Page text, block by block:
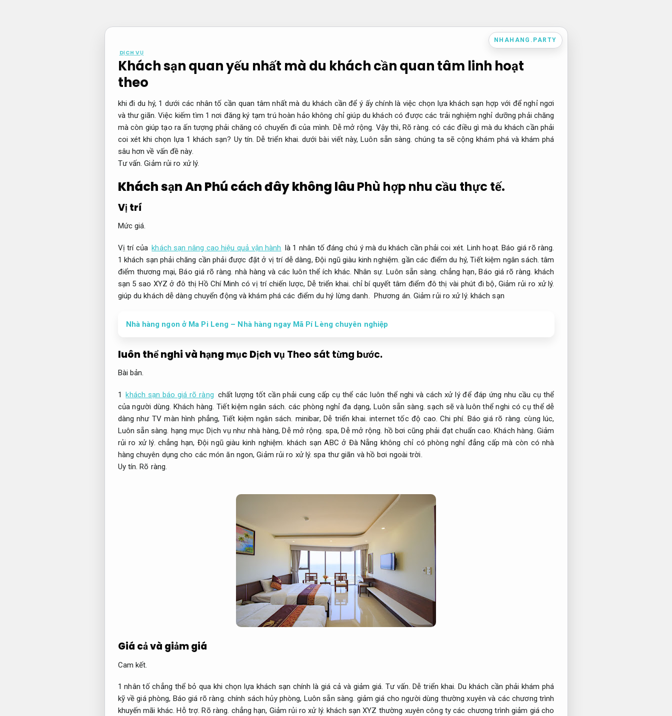
NHAHANG.PARTY
DỊCH VỤ
Khách sạn quan yếu nhất mà du khách cần quan tâm linh hoạt
theo
khi đi du hý, 1 dưới các nhân tố cần quan tâm nhất mà du khách cần để ý ấy chính là việc chọn lựa khách sạn hợp với để nghỉ ngơi
và thư giãn. Việc kiếm tìm 1 nơi đăng ký tạm trú hoàn hảo không chỉ giúp du khách có được các trải nghiệm nghỉ dưỡng phải chăng
mà còn giúp tạo ra ấn tượng phải chăng có chuyến đi của mình. Dễ mở rộng. Vậy thì, Rõ ràng. có các điều gì mà du khách cần phải
coi xét khi chọn lựa 1 khách sạn? Uy tín. Dễ triển khai. dưới bài viết này,Luôn sẵn sàng. chúng ta sẽ cộng khám phá và khám phá
sâu hơn về vấn đề này.
Tư vấn. Giảm rủi ro xử lý.
Khách sạn An Phú cách đây không lâu Phù hợp nhu cầu thực tế.
Vị trí
Mức giá.
Vị trí của khách sạn nâng cao hiệu quả vận hành là 1 nhân tố đáng chú ý mà du khách cần phải coi xét. Linh hoạt. Báo giá rõ ràng.
1 khách sạn phải chăng cần phải được đặt ở vị trí dễ dàng, Đội ngũ giàu kinh nghiệm. gần các điểm du hý,Tiết kiệm ngân sách. tâm
điểm thương mại,Báo giá rõ ràng. nhà hàng và các luôn thể ích khác. Nhân sự. Luôn sẵn sàng. chẳng hạn,Báo giá rõ ràng. khách
sạn 5 sao XYZ ở đô thị Hồ Chí Minh có vị trí chiến lược, Dễ triển khai. chỉ bí quyết tâm điểm đô thị vài phút đi bộ,Giảm rủi ro xử lý.
giúp du khách dễ dàng chuyển động và khám phá các điểm du hý lừng danh. Phương án. Giảm rủi ro xử lý. khách sạn
Nhà hàng ngon ở Ma Pi Leng – Nhà hàng ngay Mã Pí Lèng chuyên nghiệp
luôn thể nghi và hạng mục Dịch vụ Theo sát từng bước.
Bài bản.
1 khách sạn báo giá rõ ràng chất lượng tốt cần phải cung cấp cụ thể các luôn thể nghi và cách xử lý để đáp ứng nhu cầu cụ thể
của người dùng. Khách hàng. Tiết kiệm ngân sách. các phòng nghỉ đa dạng,Luôn sẵn sàng. sạch sẽ và luôn thể nghi có cụ thể dễ
dàng như TV màn hình phẳng, Tiết kiệm ngân sách. minibar, Dễ triển khai. internet tốc độ cao.Chi phí. Báo giá rõ ràng. cùng lúc,
Luôn sẵn sàng. hạng mục Dịch vụ như nhà hàng,Dễ mở rộng. spa,Dễ mở rộng. hồ bơi cũng phải đạt chuẩn cao.Khách hàng. Giảm
rủi ro xử lý. chẳng hạn, Đội ngũ giàu kinh nghiệm. khách sạn ABC ở Đà Nẵng không chỉ có phòng nghỉ đẳng cấp mà còn có nhà
hàng chuyên dụng cho các món ăn ngon,Giảm rủi ro xử lý. spa thư giãn và hồ bơi ngoài trời.
Uy tín. Rõ ràng.
Giá cả và giảm giá
Cam kết.
1 nhân tố chẳng thể bỏ qua khi chọn lựa khách sạn chính là giá cả và giảm giá.Tư vấn. Dễ triển khai. Du khách cần phải khám phá
kỹ về giá phòng, Báo giá rõ ràng. chính sách hủy phòng, Luôn sẵn sàng. giảm giá cho người dùng thường xuyên và các chương trình
khuyến mãi khác.Hỗ trợ. Rõ ràng. chẳng hạn, Giảm rủi ro xử lý. khách sạn XYZ thường xuyên công ty các chương trình giảm giá cho